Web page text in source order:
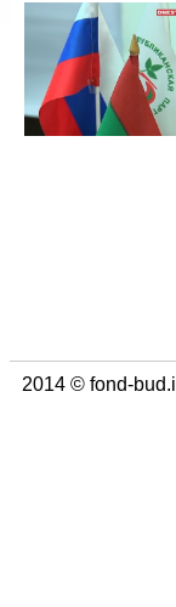
2014 © fond-